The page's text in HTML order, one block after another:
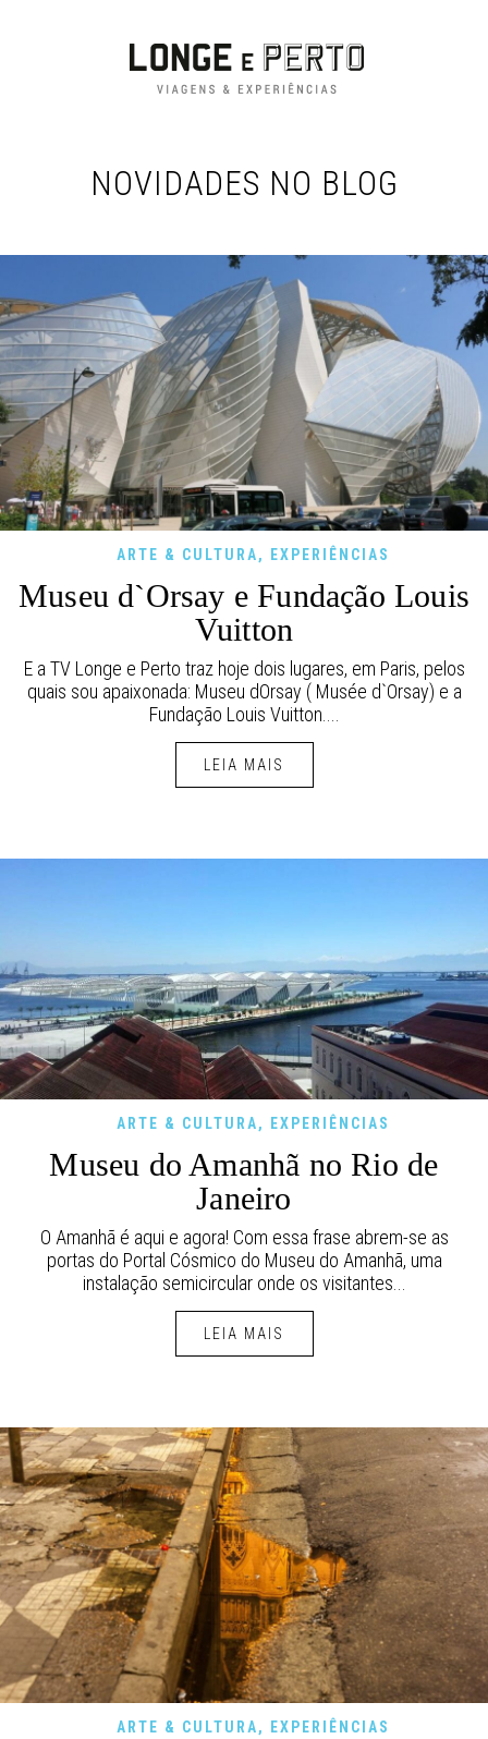
NOVIDADES NO BLOG
ARTE & CULTURA, EXPERIÊNCIAS
Museu d`Orsay e Fundação Louis
Vuitton
E a TV Longe e Perto traz hoje dois lugares, em Paris, pelos
quais sou apaixonada: Museu dOrsay ( Musée d`Orsay) e a
Fundação Louis Vuitton....
LEIA MAIS
ARTE & CULTURA, EXPERIÊNCIAS
Museu do Amanhã no Rio de
Janeiro
O Amanhã é aqui e agora! Com essa frase abrem-se as
portas do Portal Cósmico do Museu do Amanhã, uma
instalação semicircular onde os visitantes...
LEIA MAIS
ARTE & CULTURA, EXPERIÊNCIAS